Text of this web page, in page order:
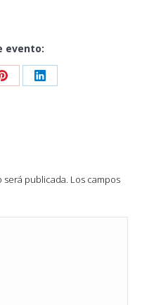
evento:
Share Share
publicada. Los campos